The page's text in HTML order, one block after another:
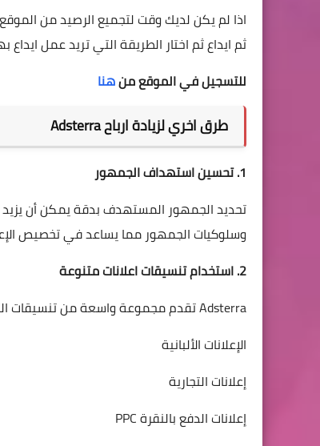
اذا لم يكن لديك وقت لتجميع الرصيد من
ثم ايداع ثم اختار الطريقة التي تريد عمل
للتسجيل في الموقع منهنا
طرق اخري لزيادة ارباح Adsterra
1. تحسين استهداف الجمهور
تحديد الجمهور المستهدف بدقة يمكن أن يزيد
وسلوكيات الجمهور مما يساعد في تخصيص
2. استخدام تنسيقات اعلانات متنوعة
Adsterra تقدم مجموعة واسعة من تنسيقات التنسيقات مثل
الإعلانات الألبانية
إعلانات التجارية
إعلانات الدفع بالنقرة PPC